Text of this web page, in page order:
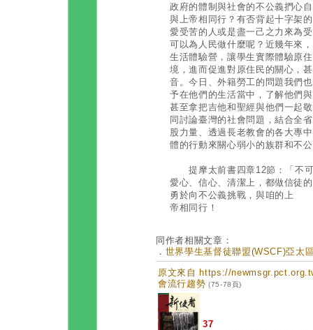
政府的體制與社會的不公義捫心
與上帝相同行？有否背起十字架
愛受苦的人或是盡一己之力來為
可以為人民做什麼呢？近幾年來
生活體驗營，讓學生實際體驗原
境，進而促進對原住民的關心，
音。今日、外籍勞工的問題我們
予在他們的生活當中，了解他們
甚至拿把吉他和聖經與他們一起
同討論臺灣的社會問題，結合全
股力量、透過長老教會的各大專
體的行動來關心弱小的族群和不
提摩太前書四章12節：「不可
愛心、信心、清潔上，都做信徒
勇於向不公義挑戰，與咱的上
帝相同行！
同作者相關文章：
． 世界學生基督徒聯盟(WSCF)亞太
原文來自 https://
會流行趨勢 (75-78頁)
37